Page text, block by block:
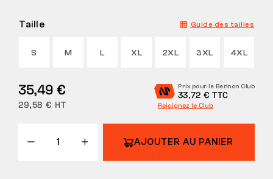
Taille Guide des tailles
S M L XL 2XL 3XL 4XL
35,49 €
29,58 € HT
Prix pour le Bennon Club
33,72 € TTC
Rejoignez le Club
AJOUTER AU PANIER